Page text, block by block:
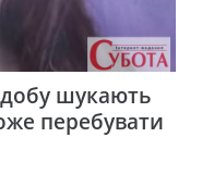
шукають
перебувати